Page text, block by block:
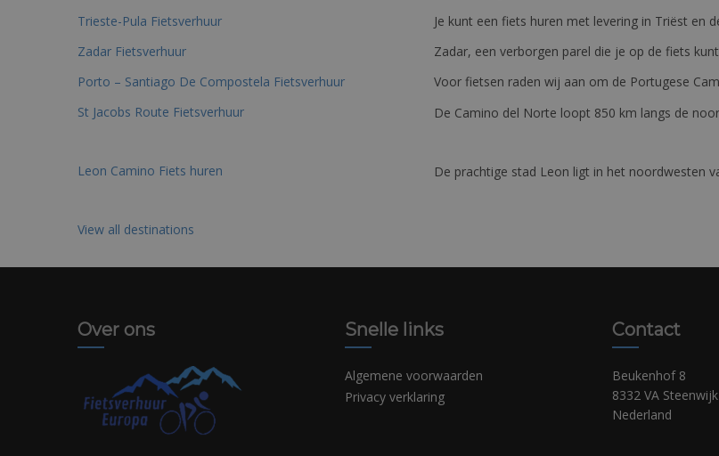
Trieste-Pula Fietsverhuur
Je kunt een fiets huren met levering in Triëst en
Zadar Fietsverhuur
Zadar, een verborgen parel die je op de fiets
Porto – Santiago De Compostela Fietsverhuur
Voor fietsen raden wij aan om de Portugese
St Jacobs Route Fietsverhuur
De Camino del Norte loopt 850 km langs de
Leon Camino Fiets huren De prachtige stad Leon ligt in het noordwesten
View all destinations
Over ons Snelle links
Algemene voorwaarden
Privacy verklaring
Contact
Beukenhof 8
8332 VA Steenwijk
Nederland